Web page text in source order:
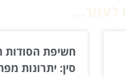
חשיפת הסודות
סין: יתרונות